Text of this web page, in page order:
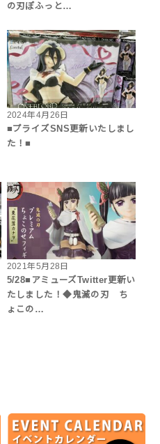
の刃ぽふっと…
2024年4月26日
■プライズSNS更新いたしまし
た！■
2021年5月28日
5/28■アミューズTwitter更新い
たしました！◆鬼滅の刃 ち
ょこの…